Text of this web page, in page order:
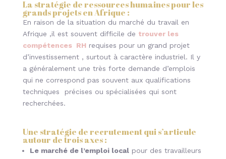
La stratégie de ressources humaines pour les
grands projets en Afrique :
En raison de la situation du marché du travail en
Afrique ,il est souvent difficile de trouver les
compétences RHrequises pour un grand projet
d’investissement , surtout à caractère industriel. Il y
a généralement une très forte demande d’emplois
qui ne correspond pas souvent aux qualifications
techniques précises ou spécialisées qui sont
recherchées.
Une stratégie de recrutement qui s’articule
autour de trois axes :
Le marché de l’emploi localpour des travailleurs